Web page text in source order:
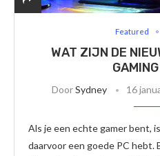
Featured
WAT ZIJN DE
DoorSydney 16
Als je een echte gamer bent,
daarvoor een goede PC hebt.